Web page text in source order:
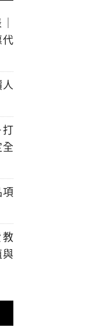
代
人
打
項
教
與